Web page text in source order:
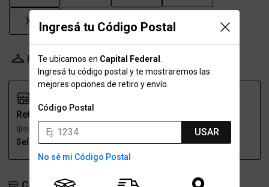
Ingresá tu Código Postal
Te ubicamos en Capital Federal
Ingresá tu código postal y te mostraremos las
mejores opciones de retiro y envío.
Código Postal
USAR
No sé mi Código Postal
XXL XXXL XXXXL
Probador Virtual Tabla de talles
Retiro
(por una sucursal)
Seleccioná talle Seleccioná talle